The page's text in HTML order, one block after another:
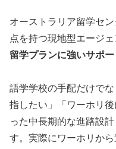
オーストラリア留学セ
点を持つ現地型エージェ
留学プランに強いサポー
語学学校の手配だけで
指したい」「ワーホリ
った中長期的な進路設
す。実際にワーホリか